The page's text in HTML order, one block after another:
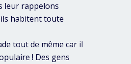
leur rappelons
habitent toute
tout de même car il
! Des gens